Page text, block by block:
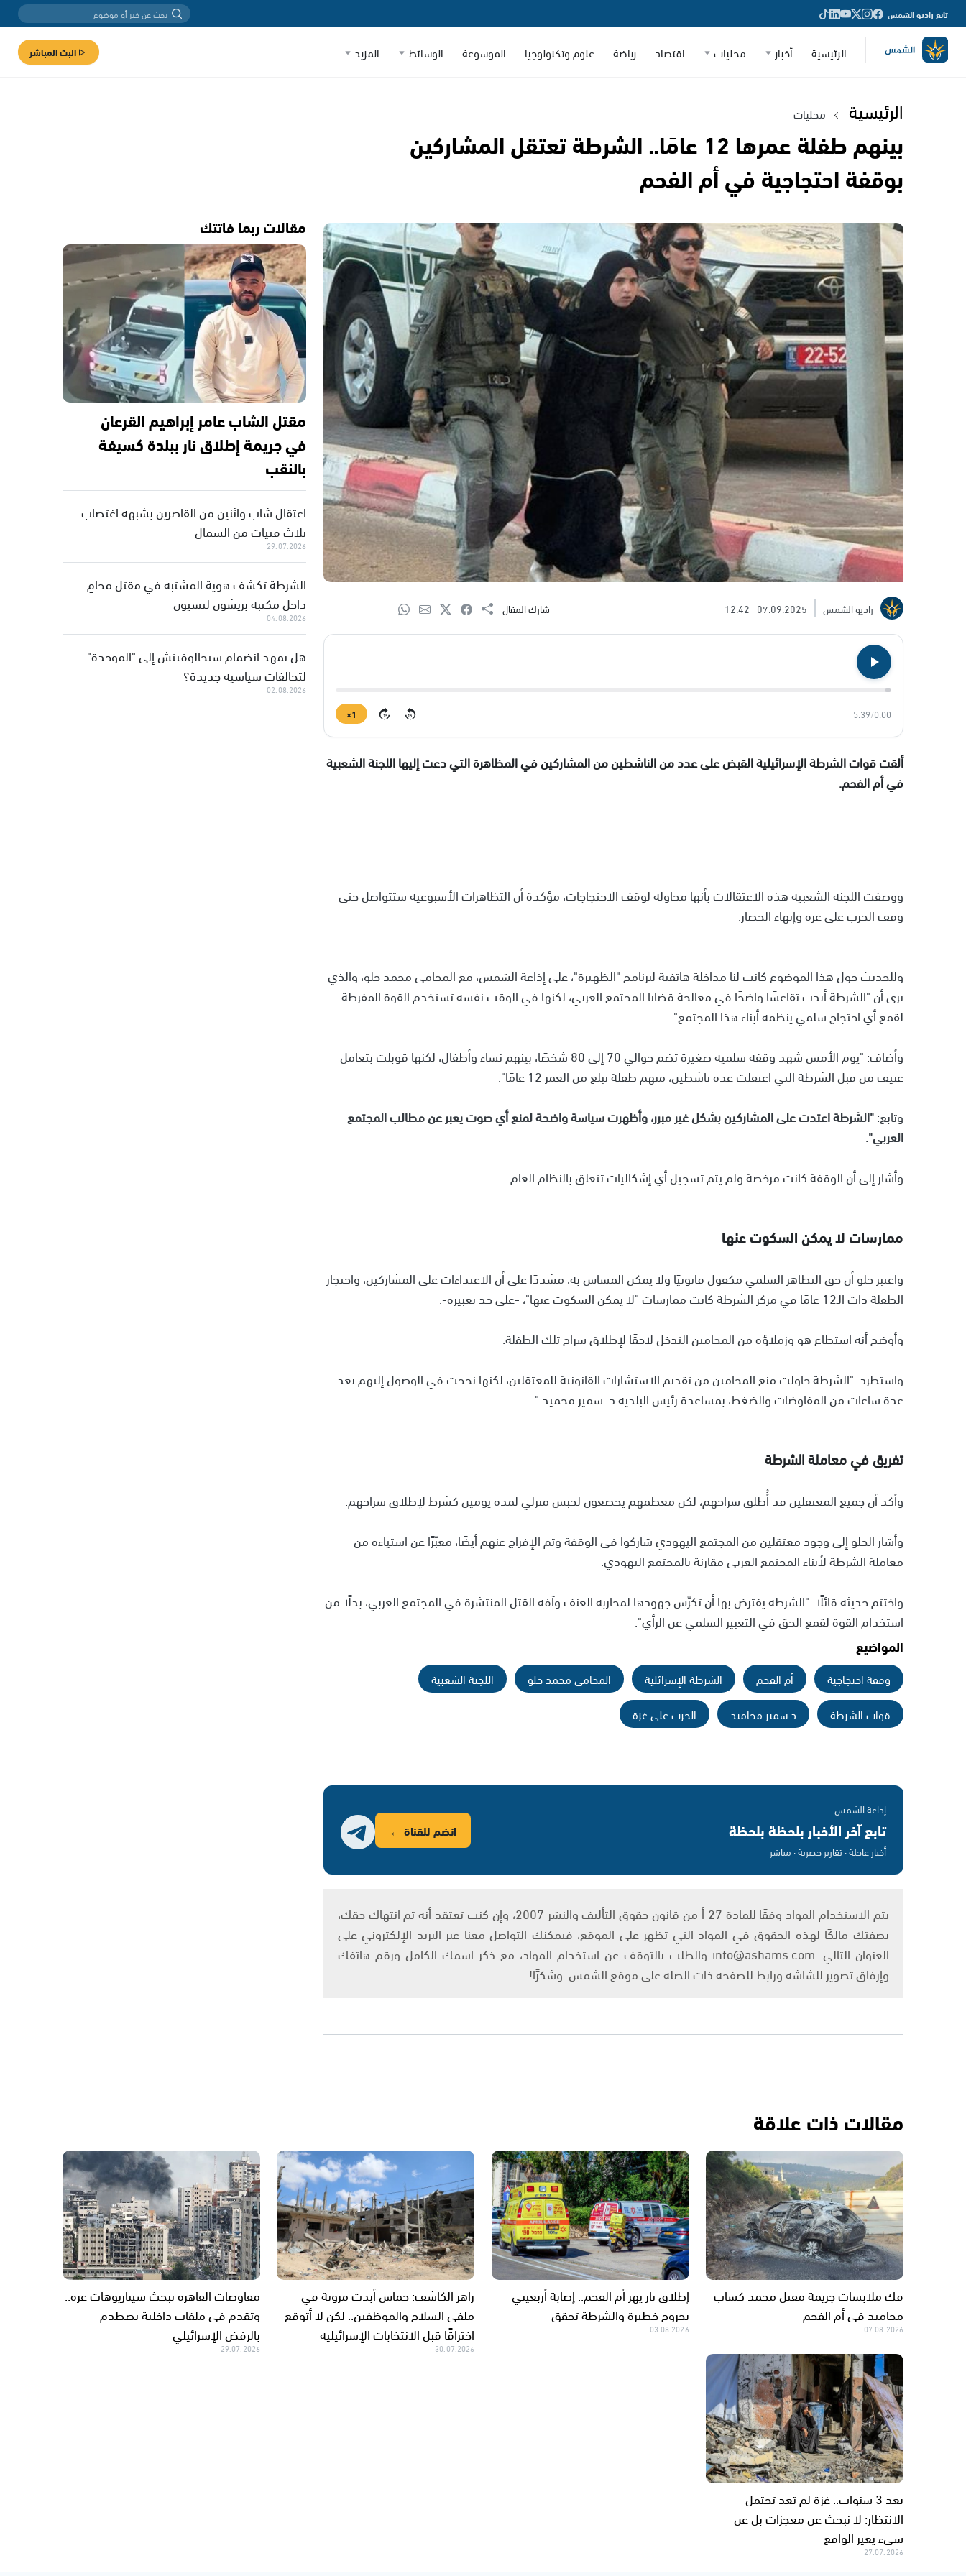
تابع راديو الشمس
الرئيسية أخبار محليات اقتصاد رياضة علوم وتكنولوجيا الموسوعة الوسائط المزيد البث المباشر
الرئيسية محليات
بينهم طفلة عمرها 12 عامًا.. الشرطة تعتقل المشاركين
بوقفة احتجاجية في أم الفحم
راديو الشمس 07.09.2025
12:42 شارك المقال
0:00
/
5:39
15
15
1×
ألقت قوات الشرطة الإسرائيلية القبض على عدد من الناشطين من المشاركين في المظاهرة التي دعت إليها اللجنة الشعبية
في أم الفحم.
ووصفت اللجنة الشعبية هذه الاعتقالات بأنها محاولة لوقف الاحتجاجات، مؤكدة أن التظاهرات الأسبوعية ستتواصل حتى
وقف الحرب على غزة وإنهاء الحصار.
وللحديث حول هذا الموضوع كانت لنا مداخلة هاتفية لبرنامج "الظهيرة"، على إذاعة الشمس، مع المحامي محمد حلو، والذي
يرى أن "الشرطة أبدت تقاعسًا واضحًا في معالجة قضايا المجتمع العربي، لكنها في الوقت نفسه تستخدم القوة المفرطة
لقمع أي احتجاج سلمي ينظمه أبناء هذا المجتمع".
وأضاف: "يوم الأمس شهد وقفة سلمية صغيرة تضم حوالي 70 إلى 80 شخصًا، بينهم نساء وأطفال، لكنها قوبلت بتعامل
عنيف من قبل الشرطة التي اعتقلت عدة ناشطين، منهم طفلة تبلغ من العمر 12 عامًا".
وتابع:"الشرطة اعتدت على المشاركين بشكل غير مبرر، وأظهرت سياسة واضحة لمنع أي صوت يعبر عن مطالب المجتمع
العربي".
وأشار إلى أن الوقفة كانت مرخصة ولم يتم تسجيل أي إشكاليات تتعلق بالنظام العام.
ممارسات لا يمكن السكوت عنها
واعتبر حلو أن حق التظاهر السلمي مكفول قانونيًا ولا يمكن المساس به، مشددًا على أن الاعتداءات على المشاركين، واحتجاز
الطفلة ذات الـ12 عامًا في مركز الشرطة كانت ممارسات "لا يمكن السكوت عنها"، -على حد تعبيره-.
وأوضح أنه استطاع هو وزملاؤه من المحامين التدخل لاحقًا لإطلاق سراح تلك الطفلة.
واستطرد: "الشرطة حاولت منع المحامين من تقديم الاستشارات القانونية للمعتقلين، لكنها نجحت في الوصول إليهم بعد
عدة ساعات من المفاوضات والضغط، بمساعدة رئيس البلدية د. سمير محميد.".
تفريق في معاملة الشرطة
وأكد أن جميع المعتقلين قد أُطلق سراحهم، لكن معظمهم يخضعون لحبس منزلي لمدة يومين كشرط لإطلاق سراحهم.
وأشار الحلو إلى وجود معتقلين من المجتمع اليهودي شاركوا في الوقفة وتم الإفراج عنهم أيضًا، معبّرًا عن استياءه من
معاملة الشرطة لأبناء المجتمع العربي مقارنة بالمجتمع اليهودي.
واختتم حديثه قائلًا: "الشرطة يفترض بها أن تكرّس جهودها لمحاربة العنف وآفة القتل المنتشرة في المجتمع العربي، بدلًا من
استخدام القوة لقمع الحق في التعبير السلمي عن الرأي".
المواضيع
وقفة احتجاجية أم الفحم الشرطة الإسرائلية المحامي محمد حلو
اللجنة الشعبية
قوات الشرطة
د.سمير محاميد الحرب على غزة
إذاعة الشمس
تابع آخر الأخبار بلحظة بلحظة
أخبار عاجلة · تقارير حصرية · مباشر
انضم للقناة ←
يتم الاستخدام المواد وفقًا للمادة 27 أ من قانون حقوق التأليف والنشر 2007، وإن كنت تعتقد أنه تم انتهاك حقك،
بصفتك مالكًا لهذه الحقوق في المواد التي تظهر على الموقع، فيمكنك التواصل معنا عبر البريد الإلكتروني على
العنوان التالي: info@ashams.com والطلب بالتوقف عن استخدام المواد، مع ذكر اسمك الكامل ورقم هاتفك
وإرفاق تصوير للشاشة ورابط للصفحة ذات الصلة على موقع الشمس. وشكرًا!
مقالات ربما فاتتك
مقتل الشاب عامر إبراهيم القرعان
في جريمة إطلاق نار ببلدة كسيفة
بالنقب
اعتقال شاب واثنين من القاصرين بشبهة اغتصاب
ثلاث فتيات من الشمال
29.07.2026
الشرطة تكشف هوية المشتبه في مقتل محامٍ
داخل مكتبه بريشون لتسيون
04.08.2026
هل يمهد انضمام سيجالوفيتش إلى "الموحدة"
لتحالفات سياسية جديدة؟
02.08.2026
مقالات ذات علاقة
فك ملابسات جريمة مقتل محمد كساب
محاميد في أم الفحم
07.08.2026
إطلاق نار يهز أم الفحم.. إصابة أربعيني
بجروح خطيرة والشرطة تحقق
03.08.2026
زاهر الكاشف: حماس أبدت مرونة في
ملفي السلاح والموظفين.. لكن لا أتوقع
اختراقًا قبل الانتخابات الإسرائيلية
30.07.2026
مفاوضات القاهرة تبحث سيناريوهات غزة..
وتقدم في ملفات داخلية يصطدم
بالرفض الإسرائيلي
29.07.2026
بعد 3 سنوات.. غزة لم تعد تحتمل
الانتظار: لا نبحث عن معجزات بل عن
شيء يغير الواقع
27.07.2026